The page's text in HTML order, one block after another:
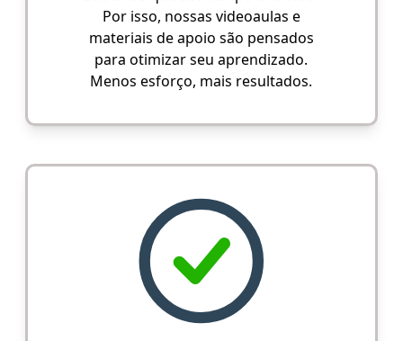
Por isso, nossas videoaulas e
materiais de apoio são pensados
para otimizar seu aprendizado.
Menos esforço, mais resultados.